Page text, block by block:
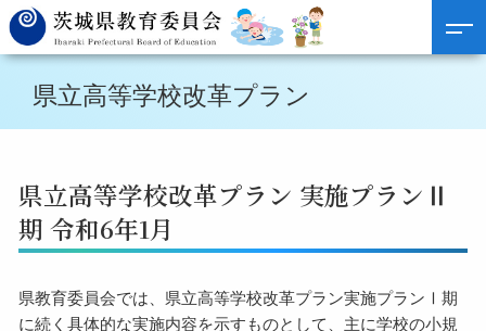
県立高等学校改革プラン
県立高等学校改革プラン 実施プランⅡ
期 令和6年1月
県教育委員会では、県立高等学校改革プラン実施プランⅠ期
に続く具体的な実施内容を示すものとして、主に学校の小規